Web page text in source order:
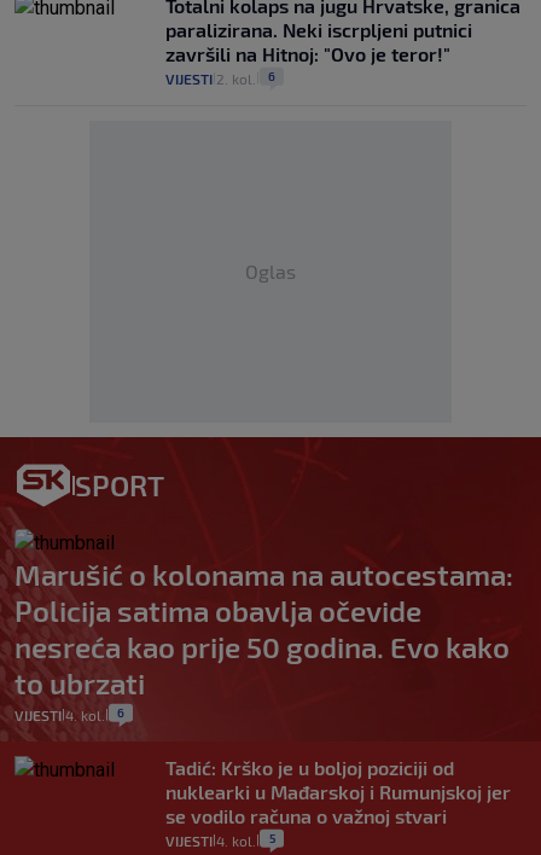
Totalni kolaps na jugu Hrvatske, granica
paralizirana. Neki iscrpljeni putnici
završili na Hitnoj: "Ovo je teror!"
VIJESTI 2. kol. 6
Oglas
SPORT
Marušić o kolonama na autocestama:
Policija satima obavlja očevide
nesreća kao prije 50 godina. Evo kako
to ubrzati
VIJESTI 4. kol. 6
Tadić: Krško je u boljoj poziciji od
nuklearki u Mađarskoj i Rumunjskoj jer
se vodilo računa o važnoj stvari
VIJESTI 4. kol. 5